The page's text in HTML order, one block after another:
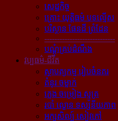
សេដ្ឋកិច្ច
គ្រោះ យុត្តិធម៌ បទល្មើស
បរិស្ថាន ផែនដី ព្រំដែន
----------------------------
បណ្ដុំគ្រប់ដំណឹង
វប្បធម៌-ជីវិត
ស្ថាបត្យកម្ម រៀបចំនគរ
គំនូរ ចម្លាក់
ភ្លេង ចម្រៀង ស្មូត្រ
របាំ ល្ខោន ទស្សនីយភាព
អក្សសិល្ប៍ សៀវភៅ